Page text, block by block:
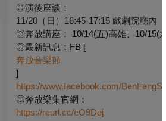
◎演後座談：
11/20（日）16:45-17:15 戲劇院廳內
◎奔放講座： 10/14(五)高雄、10/15(
◎最新訊息：FB [
奔放音樂節
]
https://www.facebook.com/
◎奔放樂集官網：
https://reurl.cc/eO9Dej